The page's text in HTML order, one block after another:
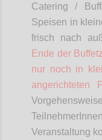
Catering /
Speisen in
frisch nach
Ende der
nur noch in
angerichteten
TeilnehmerInnen
Veranstaltung